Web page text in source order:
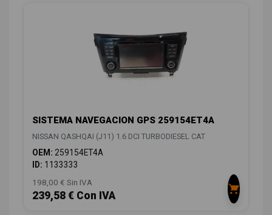
SISTEMA NAVEGACION GPS 259154ET4A
NISSAN QASHQAI (J11) 1.6 DCI TURBODIESEL CAT
OEM: 259154ET4A
ID: 1133333
198,00 € Sin IVA
239,58 € Con IVA